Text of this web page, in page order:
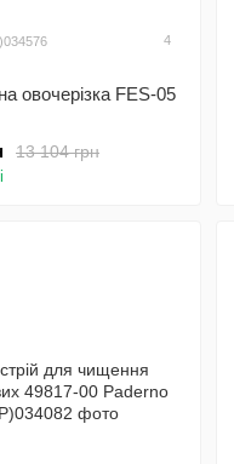
4
овочерізка FES-05
13 104 грн